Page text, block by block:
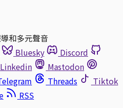
和多元聲音
Bluesky
Discord
Linkedin
Mastodon
Threads
Tiktok
RSS